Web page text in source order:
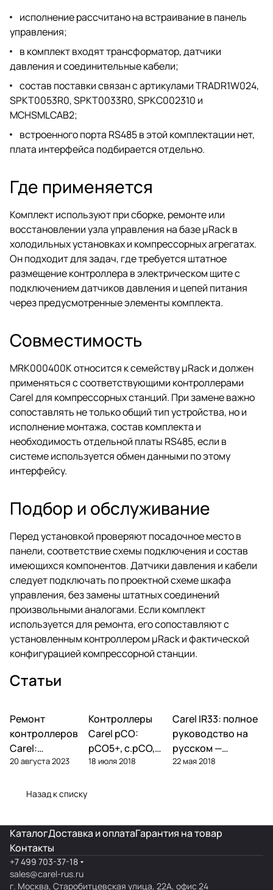
исполнение рассчитано на встраивание в панель
управления;
в комплект входят трансформатор, датчики
давления и соединительные кабели;
состав поставки связан с артикулами TRADR1W024,
SPKT0053R0, SPKT0033R0, SPKC002310 и
MCHSMLCAB2;
встроенного порта RS485 в этой комплектации нет,
плата интерфейса подбирается отдельно.
Где применяется
Комплект используют при сборке, ремонте или
восстановлении узла управления на базе µRack в
холодильных установках и компрессорных агрегатах.
Он подходит для задач, где требуется штатное
размещение контроллера в электрическом щите с
подключением датчиков давления и цепей питания
через предусмотренные элементы комплекта.
Совместимость
MRK000400K относится к семейству µRack и должен
применяться с соответствующими контроллерами
Carel для компрессорных станций. При замене важно
сопоставлять не только общий тип устройства, но и
исполнение монтажа, состав комплекта и
необходимость отдельной платы RS485, если в
системе используется обмен данными по этому
интерфейсу.
Подбор и обслуживание
Перед установкой проверяют посадочное место в
панели, соответствие схемы подключения и состав
имеющихся компонентов. Датчики давления и кабели
следует подключать по проектной схеме шкафа
управления, без замены штатных соединений
произвольными аналогами. Если комплект
используется для ремонта, его сопоставляют с
установленным контроллером µRack и фактической
конфигурацией компрессорной станции.
Статьи
Автоматика и
контроллеры
Ремонт
контроллеров
Carel:
диагностика
поломок и
20 августа 2023
Автоматика и
контроллеры
Контроллеры
Carel pCO:
pCO5+, c.pCO,
pCO mini —
18 июля 2018
Автоматика и
контроллеры
Carel IR33: полное
руководство на
русском —
параметры,
22 мая 2018
Назад к списку
КаталогДоставка и оплатаГарантия на товар
Контакты
+7 499 703-37-18
sales@carel-rus.ru
г. Москва, Старобитцевская улица, 22А, офис 24